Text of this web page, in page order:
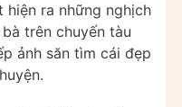
ra những nghịch
trên chuyến tàu
ảnh săn tìm cái đẹp